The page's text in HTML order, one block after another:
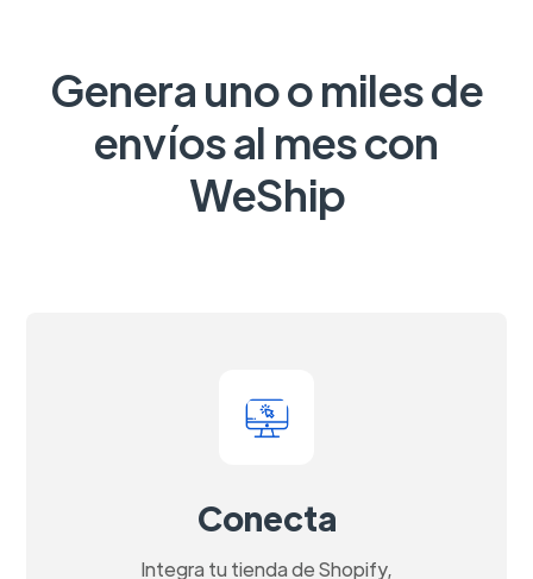
Genera uno o miles de
envíos al mes con
WeShip
Conecta
Integra tu tienda de Shopify,